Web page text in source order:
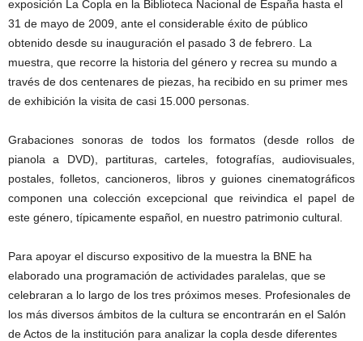
exposición La Copla en la Biblioteca Nacional de España hasta el
31 de mayo de 2009, ante el considerable éxito de público
obtenido desde su inauguración el pasado 3 de febrero. La
muestra, que recorre la historia del género y recrea su mundo a
través de dos centenares de piezas, ha recibido en su primer mes
de exhibición la visita de casi 15.000 personas.
Grabaciones sonoras de todos los formatos (desde rollos de
pianola a DVD), partituras, carteles, fotografías, audiovisuales,
postales, folletos, cancioneros, libros y guiones cinematográficos
componen una colección excepcional que reivindica el papel de
este género, típicamente español, en nuestro patrimonio cultural.
Para apoyar el discurso expositivo de la muestra la BNE ha
elaborado una programación de actividades paralelas, que se
celebraran a lo largo de los tres próximos meses. Profesionales de
los más diversos ámbitos de la cultura se encontrarán en el Salón
de Actos de la institución para analizar la copla desde diferentes